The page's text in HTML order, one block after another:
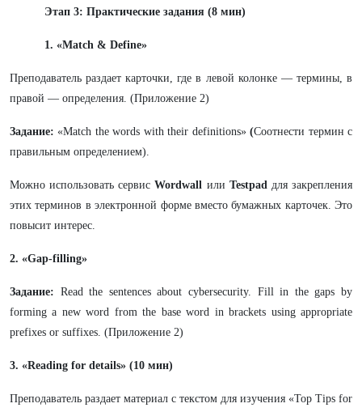
Этап 3: Практические задания (8 мин)
1. «Match & Define»
Преподаватель раздает карточки, где в левой колонке — термины, в
правой — определения. (Приложение 2)
Задание: «Match the words with their definitions»(Соотнести термин с
правильным определением).
Можно использовать сервисWordwall или Testpadдля закрепления
этих терминов в электронной форме вместо бумажных карточек. Это
повысит интерес.
2. «Gap-filling»
Задание: Read the sentences about cybersecurity. Fill in the gaps by
forming a new word from the base word in brackets using appropriate
prefixes or suffixes. (Приложение 2)
3. «Reading for details» (10 мин)
Преподаватель раздает материал с текстом для изучения «Top Tips for